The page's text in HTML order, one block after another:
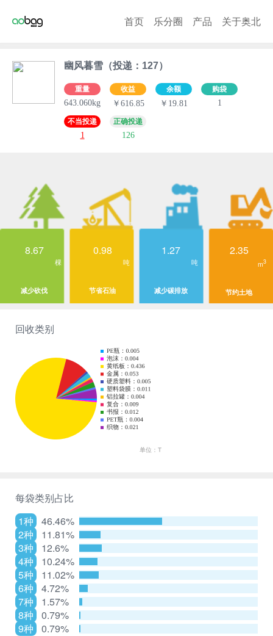
首页 乐分圈 产品 关于奥北
幽风暮雪（投递：127）
重量
643.060kg
收益
￥616.85
余额
￥19.81
购袋
1
不当投递
1
正确投递
126
8.67
棵
减少砍伐
0.98
吨
节省石油
1.27
吨
减少碳排放
2.35
m3
节约土地
回收类别
每袋类别占比
1种
46.46%
2种
11.81%
3种
12.6%
4种
10.24%
5种
11.02%
6种
4.72%
7种
1.57%
8种
0.79%
9种
0.79%